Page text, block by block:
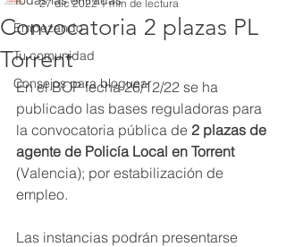
Empezando
Tu comunidad
Consejos para bloguear
Convocatoria 2 plazas PL
Torrent
27 dic 2022 1 min de lectura
En el BOP fecha 26/12/22 se ha
publicado las bases reguladoras para
la convocatoria pública de 2 plazas de
agente de Policía Local en Torrent
(Valencia); por estabilización de
empleo.
Las instancias podrán presentarse